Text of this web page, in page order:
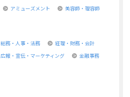
アミューズメント 美容師・理容師
総務・人事・法務
経理・財務・会計
広報・宣伝・マーケティング
金融事務